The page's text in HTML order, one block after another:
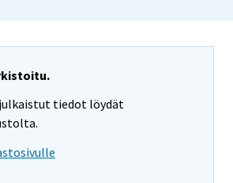
julkaistut tiedot löydät